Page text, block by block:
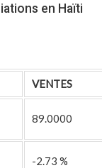
en Haïti
VENTES
89.0000
-2.73 %